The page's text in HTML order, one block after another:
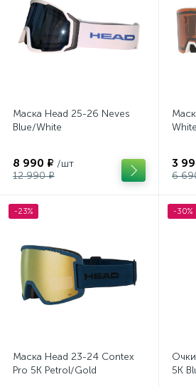
Маска Head 25-26 Neves
Blue/White
8 990 ₽ /шт
12 990 ₽
3
6
-23%
Маска Head 23-24 Contex
Pro 5K Petrol/Gold
-30%
5K